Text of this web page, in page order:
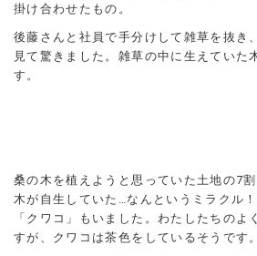
掛け合わせたもの。
後藤さんと社員で手分けして雑草を抜き
見て驚きました。雑草の中に生えていた
す。
桑の木を植えようと思っていた土地の7
木が自生していた…なんというミラクル
「クワコ」もいました。わたしたちのよ
すが、クワコは茶色をしているそうです。